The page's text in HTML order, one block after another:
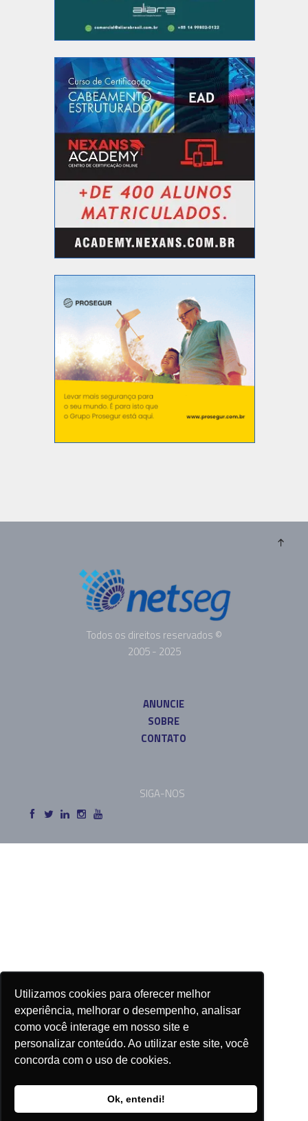
Utilizamos cookies para oferecer melhor
experiência, melhorar o desempenho, analisar
como você interage em nosso site e
personalizar conteúdo. Ao utilizar este site, você
concorda com o uso de cookies.
Ok, entendi!
Todos os direitos reservados ©
2005 - 2025
ANUNCIE
SOBRE
CONTATO
SIGA-NOS